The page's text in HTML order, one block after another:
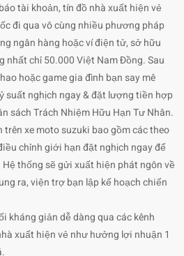
tài khoản, tín đồ nhà xuất hiện vẻ
đi qua vô cùng nhiều phương pháp
ngân hàng hoặc ví điện tử, sở hữu
nhất chỉ 50.000 Việt Nam Đồng. Sau
hoặc game gia đình bạn say mê
suất nghịch ngay & đặt lượng tiền hợp
sách Trách Nhiệm Hữu Hạn Tư Nhân.
xe moto suzuki bao gồm các theo
chỉnh giới hạn đặt nghịch ngay để
thống sẽ gửi xuất hiện phát ngôn về
ra, viện trợ bạn lập kế hoạch chiến
kháng giản dễ dàng qua các kênh
xuất hiện vẻ như hưởng lợi nhuận 1